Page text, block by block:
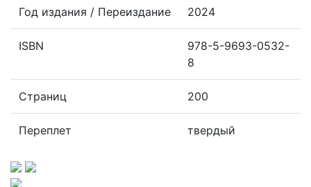
Год издания / Переиздание 2024
ISBN
978-5-9693-0532-
8
Страниц 200
Переплет твердый